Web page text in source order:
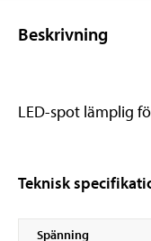
Beskrivning
LED-spot lämplig
Teknisk
Spänning